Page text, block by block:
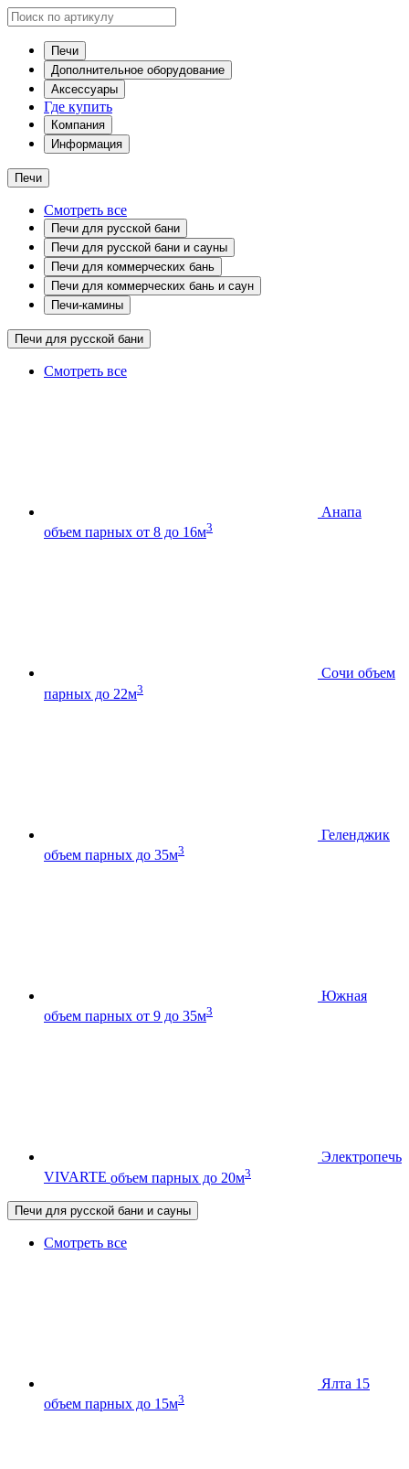
Печи
Дополнительное оборудование
Аксессуары
Где купить
Компания
Информация
Печи
Смотреть все
Печи для русской бани
Печи для русской бани и сауны
Печи для коммерческих бань
Печи для коммерческих бань и саун
Печи-камины
Печи для русской бани
Смотреть все
Анапа
объем парных от 8 до 16м3
Сочи объем
парных до 22м3
Геленджик
объем парных до 35м3
Южная
объем парных от 9 до 35м3
Электропечь
VIVARTE объем парных до 20м3
Печи для русской бани и сауны
Смотреть все
Ялта 15
объем парных до 15м3